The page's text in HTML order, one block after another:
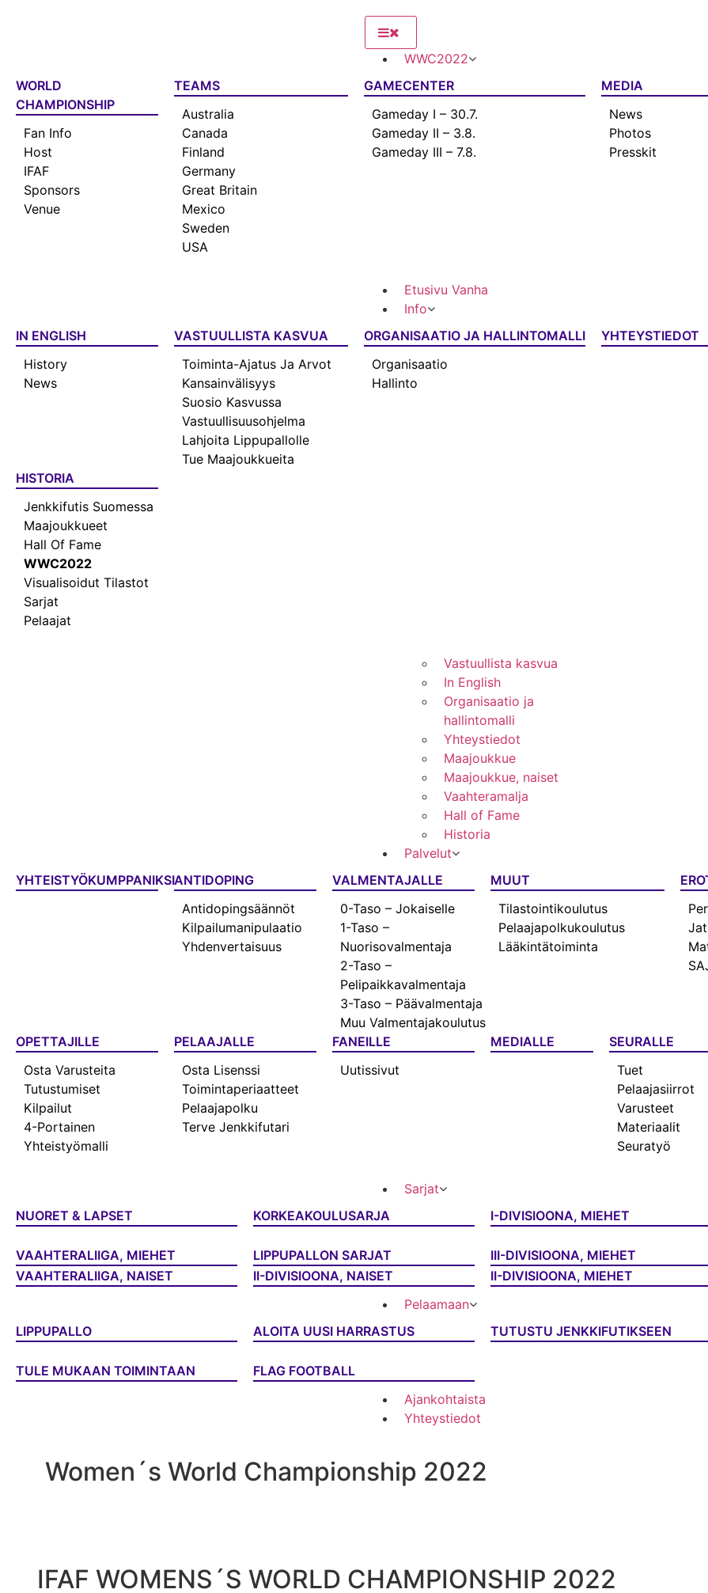
WWC2022
WORLD
CHAMPIONSHIP
Fan Info
Host
IFAF
Sponsors
Venue
TEAMS
Australia
Canada
Finland
Germany
Great Britain
Mexico
Sweden
USA
GAMECENTER
Gameday I – 30.7.
Gameday II – 3.8.
Gameday III – 7.8.
MEDIA
News
Photos
Presskit
Etusivu Vanha
Info
IN ENGLISH
History
News
VASTUULLISTA KASVUA
Toiminta-Ajatus Ja Arvot
Kansainvälisyys
Suosio Kasvussa
Vastuullisuusohjelma
Lahjoita Lippupallolle
Tue Maajoukkueita
ORGANISAATIO JA HALLINTOMALLI
Organisaatio
Hallinto
YHTEYSTIEDOT
HISTORIA
Jenkkifutis Suomessa
Maajoukkueet
Hall Of Fame
WWC2022
Visualisoidut Tilastot
Sarjat
Pelaajat
Vastuullista kasvua
In English
Organisaatio ja
hallintomalli
Yhteystiedot
Maajoukkue
Maajoukkue, naiset
Vaahteramalja
Hall of Fame
Historia
Palvelut
VALMENTAJALLE
1-Taso –
Nuorisovalmentaja
2-Taso –
Pelipaikkavalmentaja
3-Taso – Päävalmentaja
Muu Valmentajakoulutus
0-Taso – Jokaiselle
MUUT
Tilastointikoulutus
Pelaajapolkukoulutus
Lääkintätoiminta
OPETTAJILLE
Osta Varusteita
Tutustumiset
Kilpailut
4-Portainen
Yhteistyömalli
PELAAJALLE
Osta Lisenssi
Toimintaperiaatteet
Pelaajapolku
Terve Jenkkifutari
FANEILLE
Uutissivut
MEDIALLE
SEURALLE
Tuet
Pelaajasiirrot
Varusteet
Materiaalit
Seuratyö
YHTEISTYÖKUMPPANIKSIANTIDOPING
Antidopingsäännöt
Kilpailumanipulaatio
Yhdenvertaisuus
Sarjat
I-DIVISIOONA, MIEHET
VAAHTERALIIGA, NAISET
KORKEAKOULUSARJA
VAAHTERALIIGA, MIEHET
II-DIVISIOONA, MIEHET
LIPPUPALLON SARJAT III-DIVISIOONA, MIEHET
II-DIVISIOONA, NAISET
NUORET & LAPSET
Pelaamaan
LIPPUPALLO
ALOITA UUSI HARRASTUS TUTUSTU JENKKIFUTIKSEEN
TULE MUKAAN TOIMINTAAN
FLAG FOOTBALL
Ajankohtaista
Yhteystiedot
Women´s World Championship 2022
IFAF WOMENS´S WORLD CHAMPIONSHIP 2022